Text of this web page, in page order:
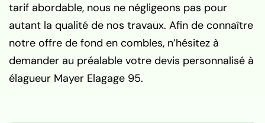
tarif abordable, nous ne négligeons pas pour
autant la qualité de nos travaux. Afin de connaître
notre offre de fond en combles, n’hésitez à
demander au préalable votre devis personnalisé à
élagueur Mayer Elagage 95.